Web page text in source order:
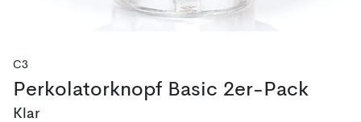
C3
Perkolatorknopf Basic 2er-Pack
Klar